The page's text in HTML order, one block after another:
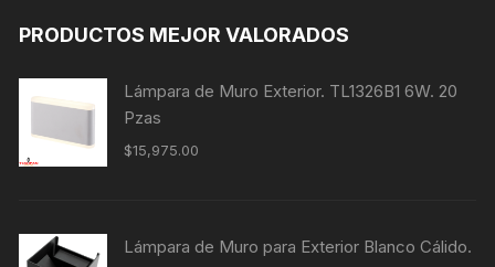
PRODUCTOS MEJOR VALORADOS
Lámpara de Muro Exterior. TL1326B1 6W. 20
Pzas
$15,975.00
Lámpara de Muro para Exterior Blanco Cálido.